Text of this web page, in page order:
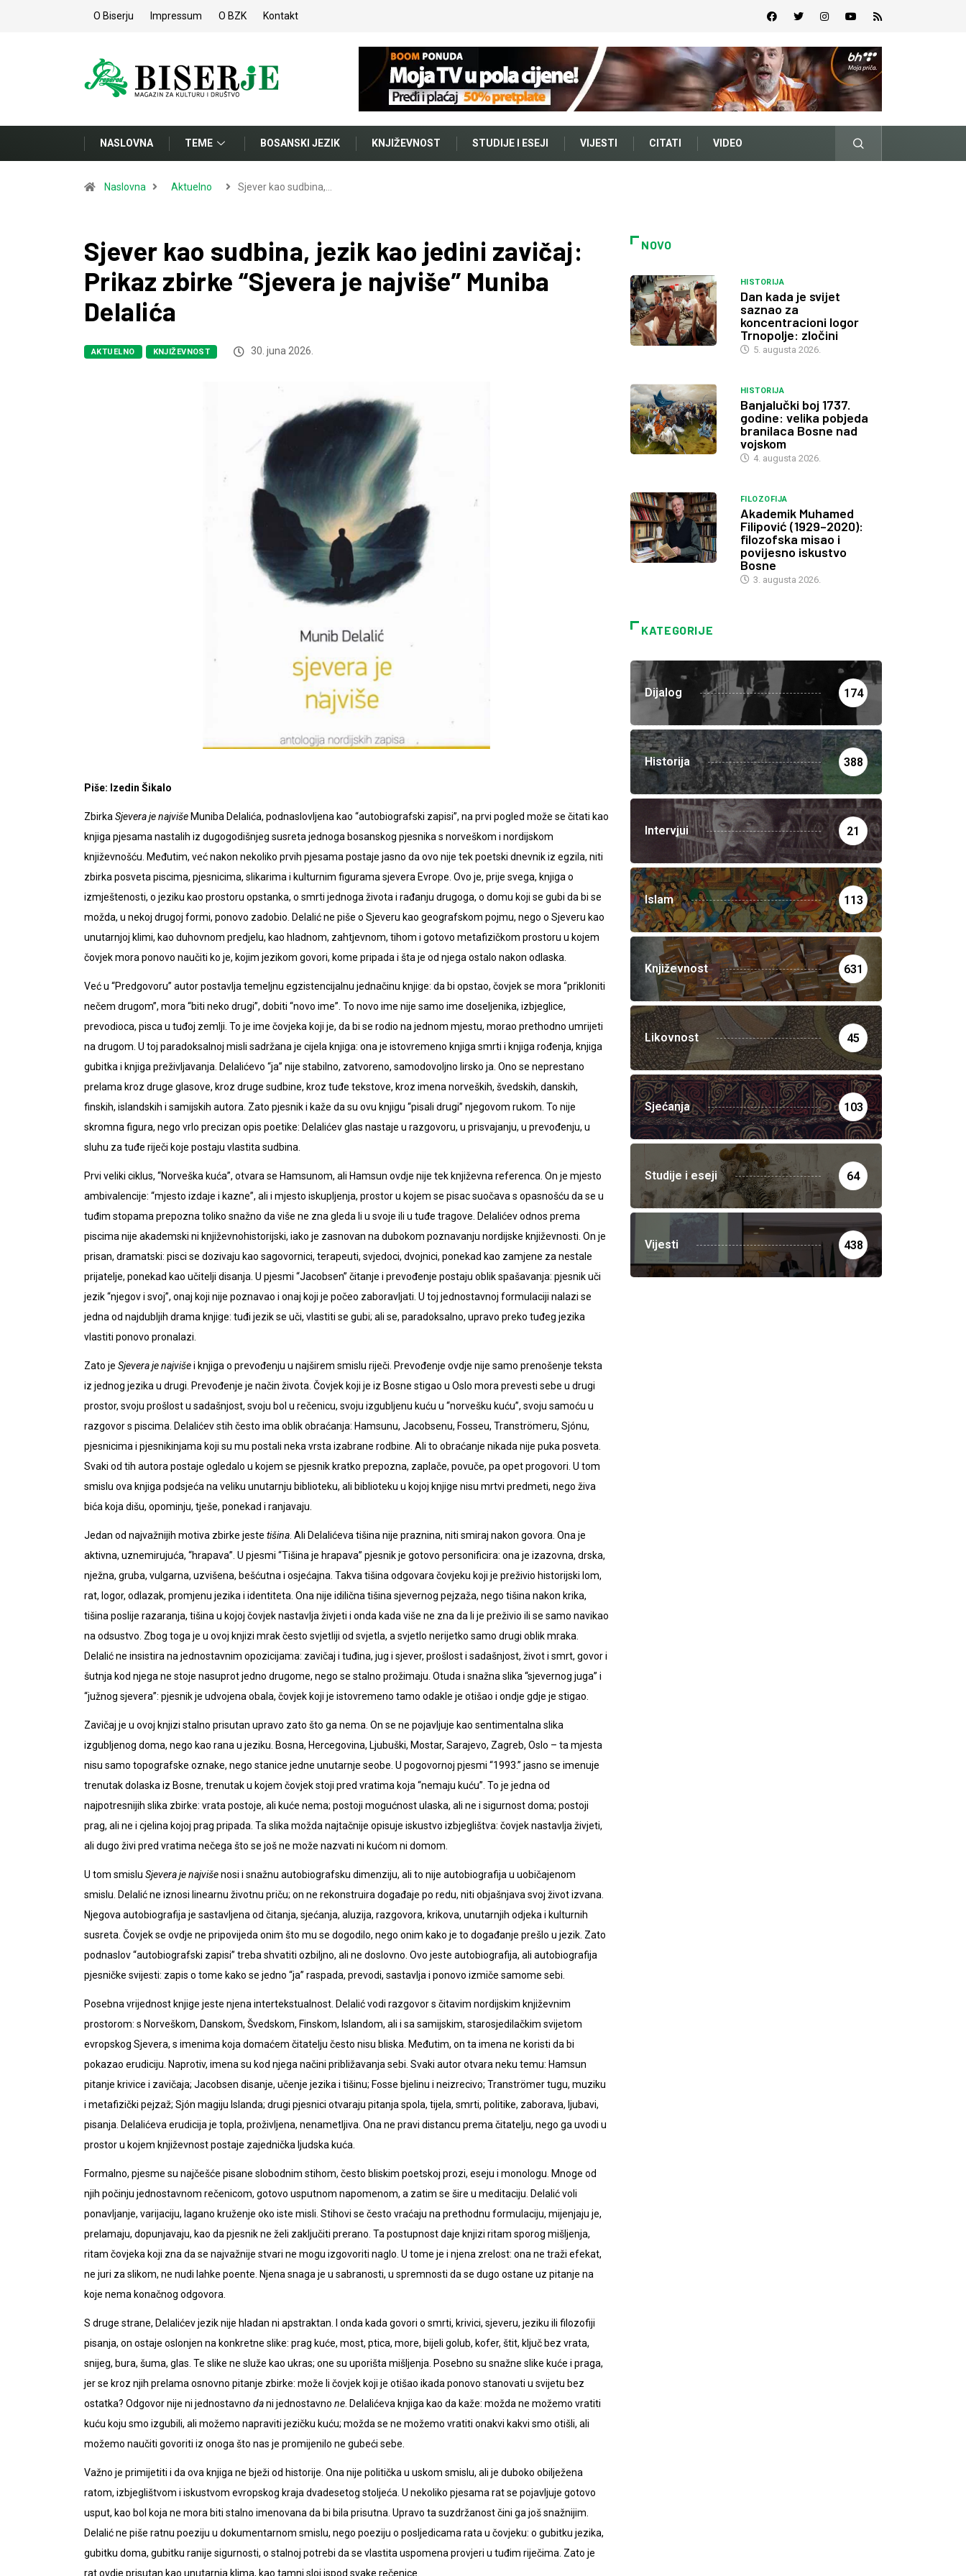
O Biserju Impressum O BZK Kontakt
NASLOVNA TEME BOSANSKI JEZIK KNJIŽEVNOST STUDIJE I ESEJI VIJESTI CITATI VIDEO
Naslovna Aktuelno Sjever kao sudbina,…
Sjever kao sudbina, jezik kao jedini zavičaj:
Prikaz zbirke “Sjevera je najviše” Muniba
Delalića
AKTUELNO KNJIŽEVNOST 30. juna 2026.
Piše: Izedin Šikalo
Zbirka Sjevera je najviše Muniba Delalića, podnaslovljena kao “autobiografski zapisi”, na prvi pogled može se čitati kao
knjiga pjesama nastalih iz dugogodišnjeg susreta jednoga bosanskog pjesnika s norveškom i nordijskom
književnošću. Međutim, već nakon nekoliko prvih pjesama postaje jasno da ovo nije tek poetski dnevnik iz egzila, niti
zbirka posveta piscima, pjesnicima, slikarima i kulturnim figurama sjevera Evrope. Ovo je, prije svega, knjiga o
izmještenosti, o jeziku kao prostoru opstanka, o smrti jednoga života i rađanju drugoga, o domu koji se gubi da bi se
možda, u nekoj drugoj formi, ponovo zadobio. Delalić ne piše o Sjeveru kao geografskom pojmu, nego o Sjeveru kao
unutarnjoj klimi, kao duhovnom predjelu, kao hladnom, zahtjevnom, tihom i gotovo metafizičkom prostoru u kojem
čovjek mora ponovo naučiti ko je, kojim jezikom govori, kome pripada i šta je od njega ostalo nakon odlaska.
Već u “Predgovoru” autor postavlja temeljnu egzistencijalnu jednačinu knjige: da bi opstao, čovjek se mora “prikloniti
nečem drugom”, mora “biti neko drugi”, dobiti “novo ime”. To novo ime nije samo ime doseljenika, izbjeglice,
prevodioca, pisca u tuđoj zemlji. To je ime čovjeka koji je, da bi se rodio na jednom mjestu, morao prethodno umrijeti
na drugom. U toj paradoksalnoj misli sadržana je cijela knjiga: ona je istovremeno knjiga smrti i knjiga rođenja, knjiga
gubitka i knjiga preživljavanja. Delalićevo “ja” nije stabilno, zatvoreno, samodovoljno lirsko ja. Ono se neprestano
prelama kroz druge glasove, kroz druge sudbine, kroz tuđe tekstove, kroz imena norveških, švedskih, danskih,
finskih, islandskih i samijskih autora. Zato pjesnik i kaže da su ovu knjigu “pisali drugi” njegovom rukom. To nije
skromna figura, nego vrlo precizan opis poetike: Delalićev glas nastaje u razgovoru, u prisvajanju, u prevođenju, u
sluhu za tuđe riječi koje postaju vlastita sudbina.
Prvi veliki ciklus, “Norveška kuća”, otvara se Hamsunom, ali Hamsun ovdje nije tek književna referenca. On je mjesto
ambivalencije: “mjesto izdaje i kazne”, ali i mjesto iskupljenja, prostor u kojem se pisac suočava s opasnošću da se u
tuđim stopama prepozna toliko snažno da više ne zna gleda li u svoje ili u tuđe tragove. Delalićev odnos prema
piscima nije akademski ni književnohistorijski, iako je zasnovan na dubokom poznavanju nordijske književnosti. On je
prisan, dramatski: pisci se dozivaju kao sagovornici, terapeuti, svjedoci, dvojnici, ponekad kao zamjene za nestale
prijatelje, ponekad kao učitelji disanja. U pjesmi “Jacobsen” čitanje i prevođenje postaju oblik spašavanja: pjesnik uči
jezik “njegov i svoj”, onaj koji nije poznavao i onaj koji je počeo zaboravljati. U toj jednostavnoj formulaciji nalazi se
jedna od najdubljih drama knjige: tuđi jezik se uči, vlastiti se gubi; ali se, paradoksalno, upravo preko tuđeg jezika
vlastiti ponovo pronalazi.
Zato je Sjevera je najvišei knjiga o prevođenju u najširem smislu riječi. Prevođenje ovdje nije samo prenošenje teksta
iz jednog jezika u drugi. Prevođenje je način života. Čovjek koji je iz Bosne stigao u Oslo mora prevesti sebe u drugi
prostor, svoju prošlost u sadašnjost, svoju bol u rečenicu, svoju izgubljenu kuću u “norvešku kuću”, svoju samoću u
razgovor s piscima. Delalićev stih često ima oblik obraćanja: Hamsunu, Jacobsenu, Fosseu, Tranströmeru, Sjónu,
pjesnicima i pjesnikinjama koji su mu postali neka vrsta izabrane rodbine. Ali to obraćanje nikada nije puka posveta.
Svaki od tih autora postaje ogledalo u kojem se pjesnik kratko prepozna, zaplače, povuče, pa opet progovori. U tom
smislu ova knjiga podsjeća na veliku unutarnju biblioteku, ali biblioteku u kojoj knjige nisu mrtvi predmeti, nego živa
bića koja dišu, opominju, tješe, ponekad i ranjavaju.
Jedan od najvažnijih motiva zbirke jeste tišina . Ali Delalićeva tišina nije praznina, niti smiraj nakon govora. Ona je
aktivna, uznemirujuća, “hrapava”. U pjesmi “Tišina je hrapava” pjesnik je gotovo personificira: ona je izazovna, drska,
nježna, gruba, vulgarna, uzvišena, bešćutna i osjećajna. Takva tišina odgovara čovjeku koji je preživio historijski lom,
rat, logor, odlazak, promjenu jezika i identiteta. Ona nije idilična tišina sjevernog pejzaža, nego tišina nakon krika,
tišina poslije razaranja, tišina u kojoj čovjek nastavlja živjeti i onda kada više ne zna da li je preživio ili se samo navikao
na odsustvo. Zbog toga je u ovoj knjizi mrak često svjetliji od svjetla, a svjetlo nerijetko samo drugi oblik mraka.
Delalić ne insistira na jednostavnim opozicijama: zavičaj i tuđina, jug i sjever, prošlost i sadašnjost, život i smrt, govor i
šutnja kod njega ne stoje nasuprot jedno drugome, nego se stalno prožimaju. Otuda i snažna slika “sjevernog juga” i
“južnog sjevera”: pjesnik je udvojena obala, čovjek koji je istovremeno tamo odakle je otišao i ondje gdje je stigao.
Zavičaj je u ovoj knjizi stalno prisutan upravo zato što ga nema. On se ne pojavljuje kao sentimentalna slika
izgubljenog doma, nego kao rana u jeziku. Bosna, Hercegovina, Ljubuški, Mostar, Sarajevo, Zagreb, Oslo – ta mjesta
nisu samo topografske oznake, nego stanice jedne unutarnje seobe. U pogovornoj pjesmi “1993.” jasno se imenuje
trenutak dolaska iz Bosne, trenutak u kojem čovjek stoji pred vratima koja “nemaju kuću”. To je jedna od
najpotresnijih slika zbirke: vrata postoje, ali kuće nema; postoji mogućnost ulaska, ali ne i sigurnost doma; postoji
prag, ali ne i cjelina kojoj prag pripada. Ta slika možda najtačnije opisuje iskustvo izbjeglištva: čovjek nastavlja živjeti,
ali dugo živi pred vratima nečega što se još ne može nazvati ni kućom ni domom.
U tom smislu Sjevera je najvišenosi i snažnu autobiografsku dimenziju, ali to nije autobiografija u uobičajenom
smislu. Delalić ne iznosi linearnu životnu priču; on ne rekonstruira događaje po redu, niti objašnjava svoj život izvana.
Njegova autobiografija je sastavljena od čitanja, sjećanja, aluzija, razgovora, krikova, unutarnjih odjeka i kulturnih
susreta. Čovjek se ovdje ne pripovijeda onim što mu se dogodilo, nego onim kako je to događanje prešlo u jezik. Zato
podnaslov “autobiografski zapisi” treba shvatiti ozbiljno, ali ne doslovno. Ovo jeste autobiografija, ali autobiografija
pjesničke svijesti: zapis o tome kako se jedno “ja” raspada, prevodi, sastavlja i ponovo izmiče samome sebi.
Posebna vrijednost knjige jeste njena intertekstualnost. Delalić vodi razgovor s čitavim nordijskim književnim
prostorom: s Norveškom, Danskom, Švedskom, Finskom, Islandom, ali i sa samijskim, starosjedilačkim svijetom
evropskog Sjevera, s imenima koja domaćem čitatelju često nisu bliska. Međutim, on ta imena ne koristi da bi
pokazao erudiciju. Naprotiv, imena su kod njega načini približavanja sebi. Svaki autor otvara neku temu: Hamsun
pitanje krivice i zavičaja; Jacobsen disanje, učenje jezika i tišinu; Fosse bjelinu i neizrecivo; Tranströmer tugu, muziku
i metafizički pejzaž; Sjón magiju Islanda; drugi pjesnici otvaraju pitanja spola, tijela, smrti, politike, zaborava, ljubavi,
pisanja. Delalićeva erudicija je topla, proživljena, nenametljiva. Ona ne pravi distancu prema čitatelju, nego ga uvodi u
prostor u kojem književnost postaje zajednička ljudska kuća.
Formalno, pjesme su najčešće pisane slobodnim stihom, često bliskim poetskoj prozi, eseju i monologu. Mnoge od
njih počinju jednostavnom rečenicom, gotovo usputnom napomenom, a zatim se šire u meditaciju. Delalić voli
ponavljanje, varijaciju, lagano kruženje oko iste misli. Stihovi se često vraćaju na prethodnu formulaciju, mijenjaju je,
prelamaju, dopunjavaju, kao da pjesnik ne želi zaključiti prerano. Ta postupnost daje knjizi ritam sporog mišljenja,
ritam čovjeka koji zna da se najvažnije stvari ne mogu izgovoriti naglo. U tome je i njena zrelost: ona ne traži efekat,
ne juri za slikom, ne nudi lahke poente. Njena snaga je u sabranosti, u spremnosti da se dugo ostane uz pitanje na
koje nema konačnog odgovora.
S druge strane, Delalićev jezik nije hladan ni apstraktan. I onda kada govori o smrti, krivici, sjeveru, jeziku ili filozofiji
pisanja, on ostaje oslonjen na konkretne slike: prag kuće, most, ptica, more, bijeli golub, kofer, štit, ključ bez vrata,
snijeg, bura, šuma, glas. Te slike ne služe kao ukras; one su uporišta mišljenja. Posebno su snažne slike kuće i praga,
jer se kroz njih prelama osnovno pitanje zbirke: može li čovjek koji je otišao ikada ponovo stanovati u svijetu bez
ostatka? Odgovor nije ni jednostavno dani jednostavno ne . Delalićeva knjiga kao da kaže: možda ne možemo vratiti
kuću koju smo izgubili, ali možemo napraviti jezičku kuću; možda se ne možemo vratiti onakvi kakvi smo otišli, ali
možemo naučiti govoriti iz onoga što nas je promijenilo ne gubeći sebe.
Važno je primijetiti i da ova knjiga ne bježi od historije. Ona nije politička u uskom smislu, ali je duboko obilježena
ratom, izbjeglištvom i iskustvom evropskog kraja dvadesetog stoljeća. U nekoliko pjesama rat se pojavljuje gotovo
usput, kao bol koja ne mora biti stalno imenovana da bi bila prisutna. Upravo ta suzdržanost čini ga još snažnijim.
Delalić ne piše ratnu poeziju u dokumentarnom smislu, nego poeziju o posljedicama rata u čovjeku: o gubitku jezika,
gubitku doma, gubitku ranije sigurnosti, o stalnoj potrebi da se vlastita uspomena provjeri u tuđim riječima. Zato je
rat ovdje prisutan kao unutarnja klima, kao tamni sloj ispod svake rečenice.
NOVO
HISTORIJA
Dan kada je svijet
saznao za
koncentracioni logor
Trnopolje: zločini
5. augusta 2026.
HISTORIJA
Banjalučki boj 1737.
godine: velika pobjeda
branilaca Bosne nad
vojskom
4. augusta 2026.
FILOZOFIJA
Akademik Muhamed
Filipović (1929–2020):
filozofska misao i
povijesno iskustvo
Bosne
3. augusta 2026.
KATEGORIJE
Dijalog 174
Historija 388
Intervjui 21
Islam 113
Književnost 631
Likovnost 45
Sjećanja 103
Studije i eseji 64
Vijesti 438